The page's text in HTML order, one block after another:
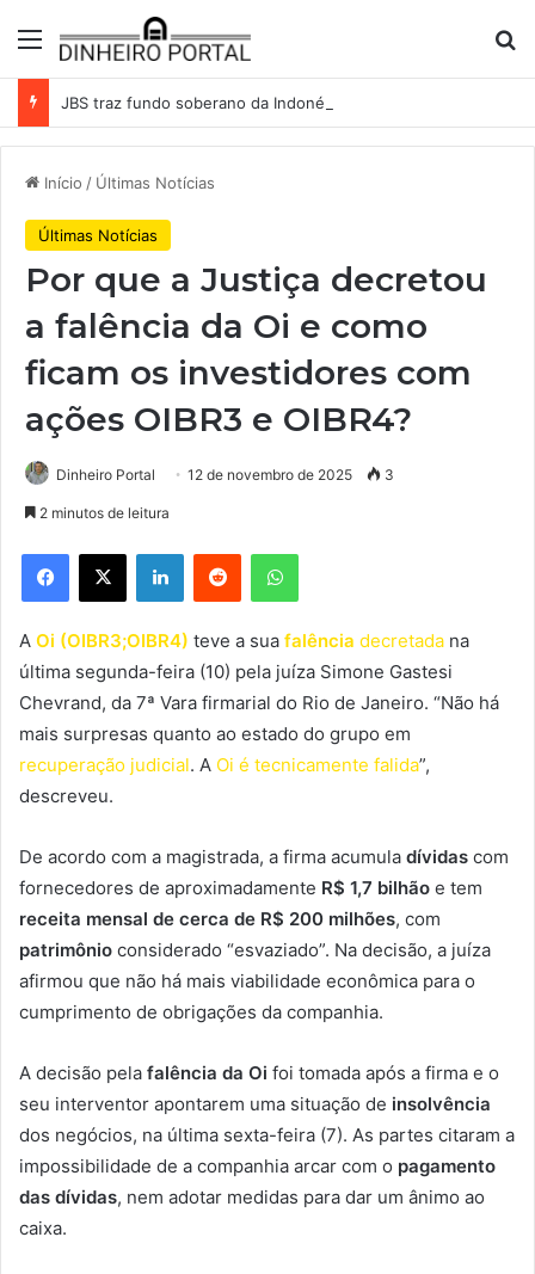
Menu
Início / Últimas Notícias
Últimas Notícias
Por que a Justiça decretou
a falência da Oi e como
ficam os investidores com
ações OIBR3 e OIBR4?
Dinheiro Portal 12 de novembro de 2025 3
2 minutos de leitura
Facebook
X LinkedinReddit WhatsApp
A Oi (OIBR3;OIBR4) teve a sua falência decretada na
última segunda-feira (10) pela juíza Simone Gastesi
Chevrand, da 7ª Vara firmarial do Rio de Janeiro. “Não há
mais surpresas quanto ao estado do grupo em
recuperação judicial. A Oi é tecnicamente falida”,
descreveu.
De acordo com a magistrada, a firma acumula dívidas com
fornecedores de aproximadamente R$ 1,7 bilhão e tem
receita mensal de cerca de R$ 200 milhões, com
patrimônio considerado “esvaziado”. Na decisão, a juíza
afirmou que não há mais viabilidade econômica para o
cumprimento de obrigações da companhia.
A decisão pela falência da Oi foi tomada após a firma e o
seu interventor apontarem uma situação de insolvência
dos negócios, na última sexta-feira (7). As partes citaram a
impossibilidade de a companhia arcar com o pagamento
das dívidas, nem adotar medidas para dar um ânimo ao
caixa.